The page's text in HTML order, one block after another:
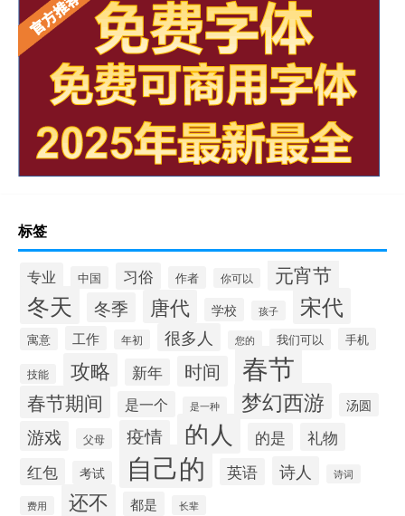
标签
专业 中国 习俗 作者 你可以 元宵节
冬天 冬季 唐代 学校 孩子 宋代
寓意 工作 年初 很多人 您的 我们可以 手机
技能 攻略 新年 时间 春节
春节期间 是一个 是一种 梦幻西游 汤圆
游戏 父母 疫情 的人 的是 礼物
红包 考试 自己的 英语 诗人 诗词
费用 还不 都是 长辈